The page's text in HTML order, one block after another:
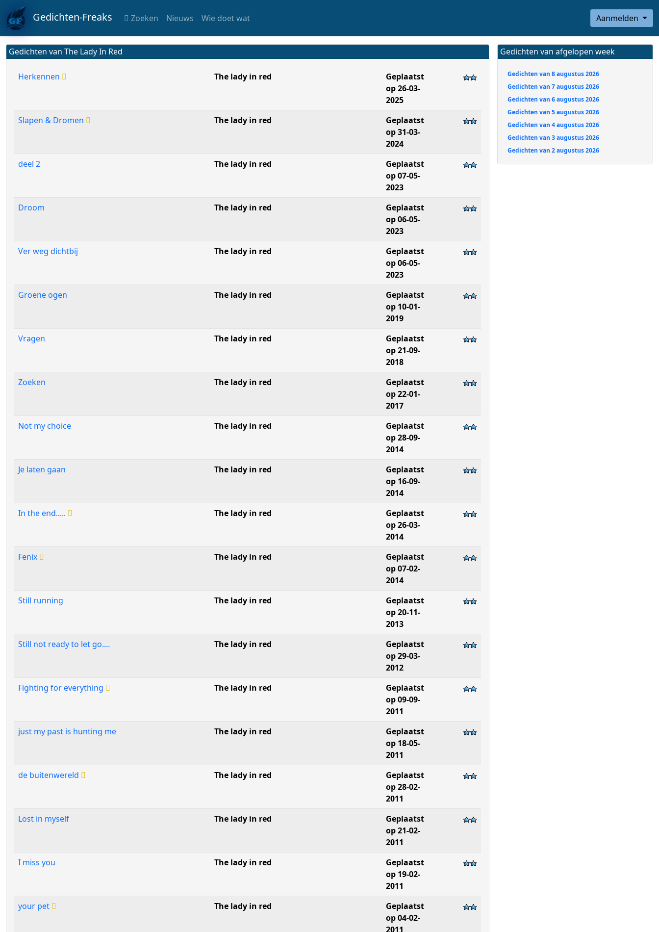
Gedichten-Freaks Zoeken Nieuws Wie doet wat Aanmelden
Gedichten van The Lady In Red
Herkennen The lady in red
Geplaatst
op 26-03-
2025
Slapen & Dromen
The lady in red
Geplaatst
op 31-03-
2024
deel 2
The lady in red
Geplaatst
op 07-05-
2023
Droom
The lady in red
Geplaatst
op 06-05-
2023
Ver weg dichtbij
The lady in red
Geplaatst
op 06-05-
2023
Groene ogen
The lady in red
Geplaatst
op 10-01-
2019
Vragen
The lady in red
Geplaatst
op 21-09-
2018
Zoeken
The lady in red
Geplaatst
op 22-01-
2017
Not my choice
The lady in red
Geplaatst
op 28-09-
2014
Je laten gaan
The lady in red
Geplaatst
op 16-09-
2014
In the end.....
The lady in red
Geplaatst
op 26-03-
2014
Fenix
The lady in red
Geplaatst
op 07-02-
2014
Still running
The lady in red
Geplaatst
op 20-11-
2013
Still not ready to let go....
The lady in red
Geplaatst
op 29-03-
2012
Fighting for everything
The lady in red
Geplaatst
op 09-09-
2011
just my past is hunting me
The lady in red
Geplaatst
op 18-05-
2011
de buitenwereld
The lady in red
Geplaatst
op 28-02-
2011
Lost in myself
The lady in red
Geplaatst
op 21-02-
2011
I miss you
The lady in red
Geplaatst
op 19-02-
2011
your pet
The lady in red
Geplaatst
op 04-02-
2011
Gedichten van afgelopen week
Gedichten van 8 augustus 2026
Gedichten van 7 augustus 2026
Gedichten van 6 augustus 2026
Gedichten van 5 augustus 2026
Gedichten van 4 augustus 2026
Gedichten van 3 augustus 2026
Gedichten van 2 augustus 2026